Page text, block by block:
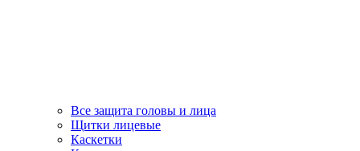
Все защита головы и лица
Щитки лицевые
Каскетки